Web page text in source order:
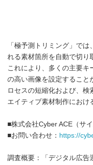
「極予測トリミング」で
れる素材箇所を自動で切り
これにより、多くの主要キ
の高い画像を設定すること
ロセスの短縮化および、検
エイティブ素材制作におけ
■株式会社Cyber ACE（サ
■お問い合わせ： https://
調査概要：「デジタル広告